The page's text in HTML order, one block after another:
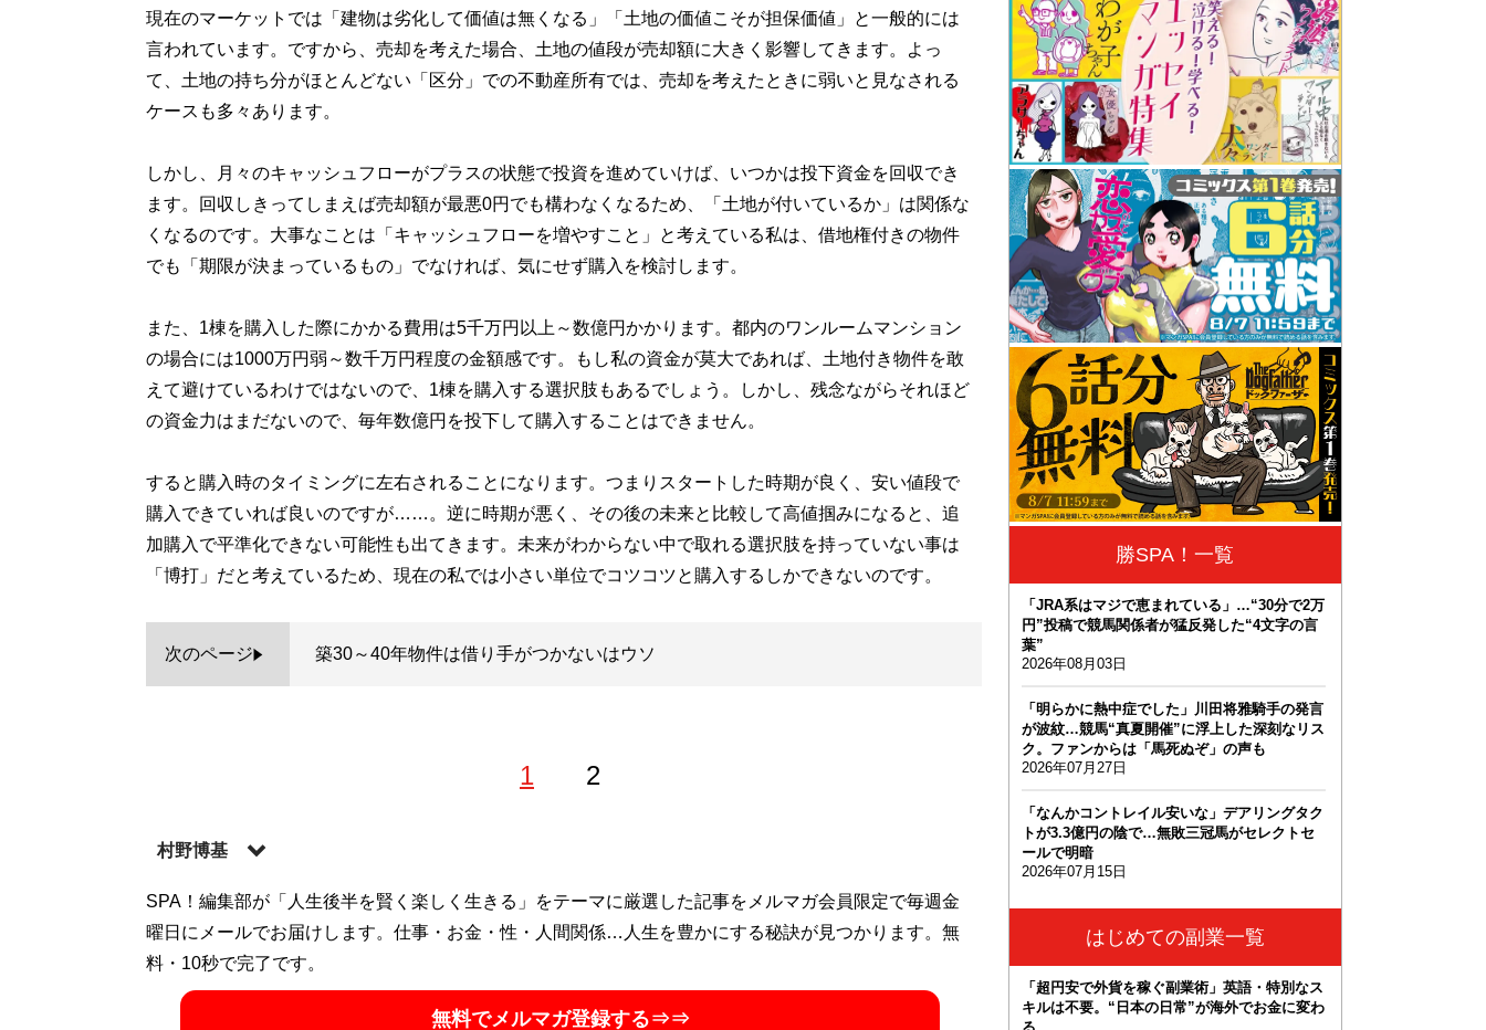
現在のマーケットでは「建物は劣化して価値は無くなる」「土地の価値こそが担保価値」と一般的には
言われています。ですから、売却を考えた場合、土地の値段が売却額に大きく影響してきます。よっ
て、土地の持ち分がほとんどない「区分」での不動産所有では、売却を考えたときに弱いと見なされる
ケースも多々あります。
しかし、月々のキャッシュフローがプラスの状態で投資を進めていけば、いつかは投下資金を回収でき
ます。回収しきってしまえば売却額が最悪0円でも構わなくなるため、「土地が付いているか」は関係な
くなるのです。大事なことは「キャッシュフローを増やすこと」と考えている私は、借地権付きの物件
でも「期限が決まっているもの」でなければ、気にせず購入を検討します。
また、1棟を購入した際にかかる費用は5千万円以上～数億円かかります。都内のワンルームマンション
の場合には1000万円弱～数千万円程度の金額感です。もし私の資金が莫大であれば、土地付き物件を敢
えて避けているわけではないので、1棟を購入する選択肢もあるでしょう。しかし、残念ながらそれほど
の資金力はまだないので、毎年数億円を投下して購入することはできません。
すると購入時のタイミングに左右されることになります。つまりスタートした時期が良く、安い値段で
購入できていれば良いのですが……。逆に時期が悪く、その後の未来と比較して高値掴みになると、追
加購入で平準化できない可能性も出てきます。未来がわからない中で取れる選択肢を持っていない事は
「博打」だと考えているため、現在の私では小さい単位でコツコツと購入するしかできないのです。
次のページ 築30～40年物件は借り手がつかないはウソ
1 2
村野博基
1976年生まれ。慶應義塾大学経済学部を卒業後、大手通信会社に勤務。社会人になると同時期に投資に
目覚め、外国債・新規上場株式など金融投資を始める。その投資の担保として不動産に着目し、やがて
不動産が投資商品として有効であることに気づき、以後、積極的に不動産投資を始める。東京23区のワ
ンルーム中古市場で不動産投資を展開し、2019年に20年間勤めた会社をアーリーリタイア。現在、自身
の所有する会社を経営しつつ、東京23区のうち19区に計38戸の物件を所有。さらにマンション管理組合
SPA！編集部が「人生後半を賢く楽しく生きる」をテーマに厳選した記事をメルマガ会員限定で毎週金
曜日にメールでお届けします。仕事・お金・性・人間関係…人生を豊かにする秘訣が見つかります。無
料・10秒で完了です。
無料でメルマガ登録する⇒⇒
勝SPA！一覧
「JRA系はマジで恵まれている」…“30分で2万
円”投稿で競馬関係者が猛反発した“4文字の言
葉”
2026年08月03日
「明らかに熱中症でした」川田将雅騎手の発言
が波紋…競馬“真夏開催”に浮上した深刻なリス
ク。ファンからは「馬死ぬぞ」の声も
2026年07月27日
「なんかコントレイル安いな」デアリングタク
トが3.3億円の陰で…無敗三冠馬がセレクトセ
ールで明暗
2026年07月15日
はじめての副業一覧
「超円安で外貨を稼ぐ副業術」英語・特別なス
キルは不要。“日本の日常”が海外でお金に変わ